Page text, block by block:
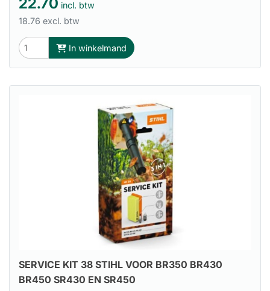
incl. btw
18.76 excl. btw
In winkelmand
SERVICE KIT 38 STIHL VOOR BR350 BR430
BR450 SR430 EN SR450